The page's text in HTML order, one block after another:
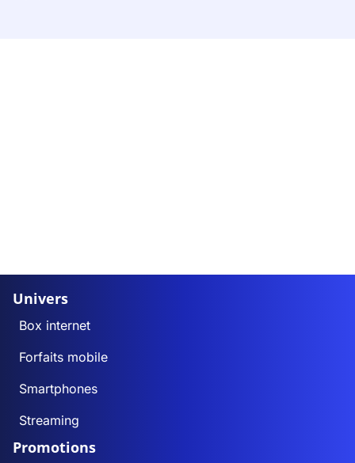
Univers
Box internet
Forfaits mobile
Smartphones
Streaming
Promotions